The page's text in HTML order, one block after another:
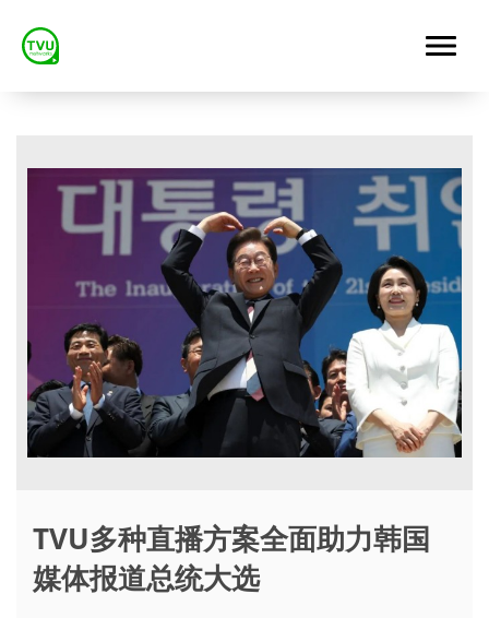
TVU多种直播方案全面助力韩国
媒体报道总统大选